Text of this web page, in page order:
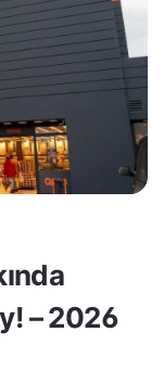
– 2026